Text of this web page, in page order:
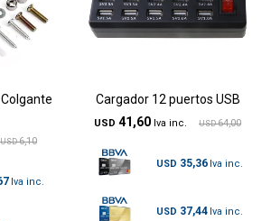
USD 6,10
Cargador 12 puertos USB
USD 41,60 USD 64,00
USD 35,36
USD 37,44